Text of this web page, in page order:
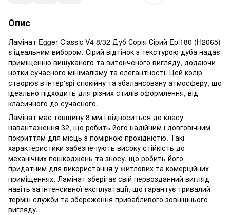
Опис
Ламінат Egger Classic V4 8/32 Дуб Сорія Сірий Epl180 (H2065)
є ідеальним вибором. Сірий відтінок з текстурою дуба надає
приміщенню вишуканого та витонченого вигляду, додаючи
нотки сучасного мінімалізму та елегантності. Цей колір
створює в інтер'єрі спокійну та збалансовану атмосферу, що
ідеально підходить для різних стилів оформлення, від
класичного до сучасного.
Ламінат має товщину 8 мм і відноситься до класу
навантаження 32, що робить його надійним і довговічним
покриттям для місць з помірною прохідністю. Такі
характеристики забезпечують високу стійкість до
механічних пошкоджень та зносу, що робить його
придатним для використання у житлових та комерційних
приміщеннях. Ламінат зберігає свій первозданний вигляд
навіть за інтенсивної експлуатації, що гарантує тривалий
термін служби та збереження привабливого зовнішнього
вигляду.